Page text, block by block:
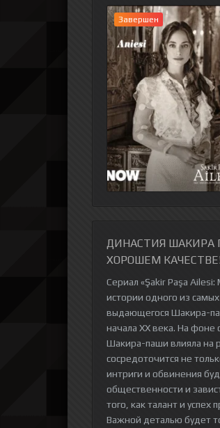
Завершен
ДИНАСТИЯ ШАКИРА
ХОРОШЕМ КАЧЕСТВЕ!
Сериал «Şakir Paşa
истории одного из
выдающегося Шакира-
начала XX века. На фоне
Шакира-паши влияла на
сосредоточится не
интриги и обвинения
общественности и
того, как талант и
Важной деталью будет